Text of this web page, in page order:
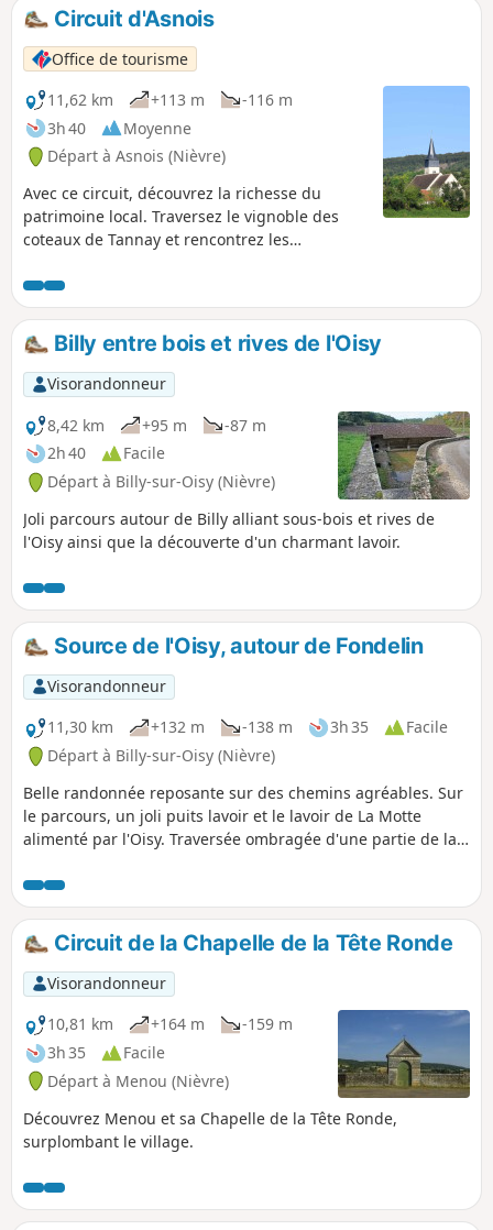
Circuit d'Asnois
Office de tourisme
11,62 km
+113 m
-116 m
3h 40
Moyenne
Départ à Asnois (Nièvre)
Avec ce circuit, découvrez la richesse du
patrimoine local. Traversez le vignoble des
coteaux de Tannay et rencontrez les
"Melon". Longez la célèbre voie navigable, le
Canal du Nivernais et avec un peu de chance,
au détour d'une écluse, vous verrez un bateau
passer une écluse. Découvrez l'Église Saint-
Loup datant du XIIIe siècle et le buste de Paul-
Jean Rigollot, inventeur du "Papier Rigollot".
Billy entre bois et rives de l'Oisy
Visorandonneur
8,42 km
+95 m
-87 m
2h 40
Facile
Départ à Billy-sur-Oisy (Nièvre)
Joli parcours autour de Billy alliant sous-bois et rives de
l'Oisy ainsi que la découverte d'un charmant lavoir.
Source de l'Oisy, autour de Fondelin
Visorandonneur
11,30 km
+132 m -138 m 3h 35
Facile
Départ à Billy-sur-Oisy (Nièvre)
Belle randonnée reposante sur des chemins agréables. Sur
le parcours, un joli puits lavoir et le lavoir de La Motte
alimenté par l'Oisy. Traversée ombragée d'une partie de la
Circuit de la Chapelle de la Tête Ronde
Visorandonneur
10,81 km
+164 m
-159 m
3h 35
Facile
Départ à Menou (Nièvre)
Découvrez Menou et sa Chapelle de la Tête Ronde,
surplombant le village.